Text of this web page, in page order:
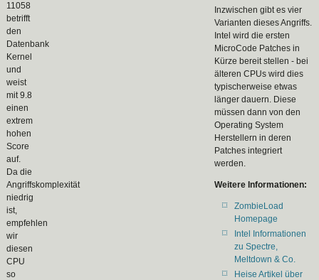
11058
betrifft
den
Datenbank
Kernel
und
weist
mit 9.8
einen
extrem
hohen
Score
auf.
Da die
Angriffskomplexität
niedrig
ist,
empfehlen
wir
diesen
CPU
so
Inzwischen gibt es vier
Varianten dieses Angriffs.
Intel wird die ersten
MicroCode Patches in
Kürze bereit stellen - bei
älteren CPUs wird dies
typischerweise etwas
länger dauern. Diese
müssen dann von den
Operating System
Herstellern in deren
Patches integriert
werden.
Weitere Informationen:
ZombieLoad
Homepage
Intel Informationen
zu Spectre,
Meltdown & Co.
Heise Artikel über